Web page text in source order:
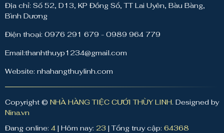
Địa chỉ: Số 52, D13, KP Đồng Sổ, TT Lai Uyên, Bàu Bàng,
Bình Dương
Điện thoại: 0976 291 679 - 0989 964 779
Email:thanhthuyp1234@gmail.com
Website: nhahangthuylinh.com
Copyright © NHÀ HÀNG TIỆC CƯỚI THÙY LINH. Designed by
Nina.vn
Đang online: 4 | Hôm nay: 23 | Tổng truy cập: 64368